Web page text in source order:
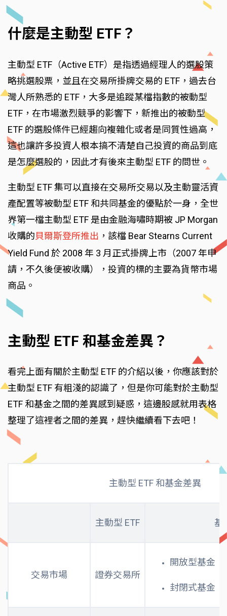
什麼是主動型 ETF？
主動型 ETF（Active ETF）是指透過經理人的選股策
略挑選股票，並且在交易所掛牌交易的 ETF，過去台
灣人所熟悉的 ETF，大多是追蹤某檔指數的被動型
ETF，在市場激烈競爭的影響下，新推出的被動型
ETF 的選股條件已經趨向複雜化或者是同質性過高，
這也讓許多投資人根本搞不清楚自己投資的商品到底
是怎麼選股的，因此才有後來主動型 ETF 的問世。
主動型 ETF 集可以直接在交易所交易以及主動靈活資
產配置等被動型 ETF 和共同基金的優點於一身，全世
界第一檔主動型 ETF 是由金融海嘯時期被 JP Morgan
收購的貝爾斯登所推出 ，該檔 Bear Stearns Current
Yield Fund 於 2008 年 3 月正式掛牌上市（2007 年申
請，不久後便被收購），投資的標的主要為貨幣市場
商品。
主動型 ETF 和基金差異？
看完上面有關於主動型 ETF 的介紹以後，你應該對於
主動型 ETF 有粗淺的認識了，但是你可能對於主動型
ETF 和基金之間的差異感到疑惑，這邊股感就用表格
整理了這裡者之間的差異，趕快繼續看下去吧！
主動型 ETF 和基金差異
主動型 ETF 基
交易市場 證券交易所
開放型基金
封閉式基金